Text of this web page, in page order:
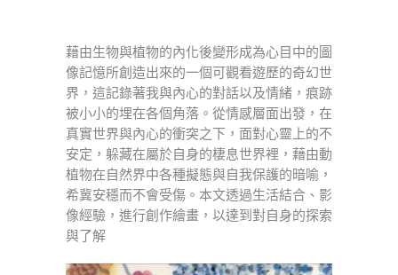
徐
顥
芸〉
中
藉由生物與植物的內化後變形成為心目中的圖
像記憶所創造出來的一個可觀看遊歷的奇幻世
界，這記錄著我與內心的對話以及情緒，痕跡
被小小的埋在各個角落。從情感層面出發，在
真實世界與內心的衝突之下，面對心靈上的不
安定，躲藏在屬於自身的棲息世界裡，藉由動
植物在自然界中各種擬態與自我保護的暗喻，
希冀安穩而不會受傷。本文透過生活結合、影
像經驗，進行創作繪畫，以達到對自身的探索
與了解